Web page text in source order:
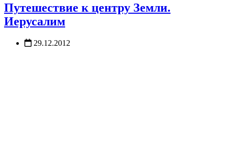
Путешествие к центру Земли.
Иерусалим
29.12.2012